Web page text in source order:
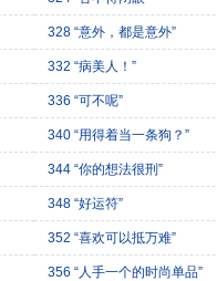
328 “意外，都是意外”
332 “病美人！”
336 “可不呢”
340 “用得着当一条狗？”
344 “你的想法很刑”
348 “好运符”
352 “喜欢可以抵万难”
356 “人手一个的时尚单品”